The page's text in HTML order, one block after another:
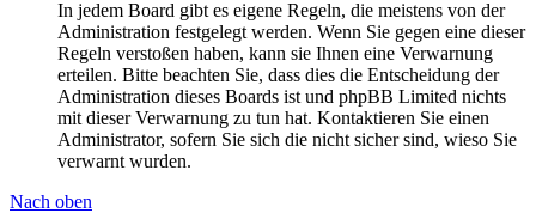
In jedem Board gibt es eigene Regeln, die meistens von der
Administration festgelegt werden. Wenn Sie gegen eine dieser
Regeln verstoßen haben, kann sie Ihnen eine Verwarnung
erteilen. Bitte beachten Sie, dass dies die Entscheidung der
Administration dieses Boards ist und phpBB Limited nichts
mit dieser Verwarnung zu tun hat. Kontaktieren Sie einen
Administrator, sofern Sie sich die nicht sicher sind, wieso Sie
verwarnt wurden.
Nach oben